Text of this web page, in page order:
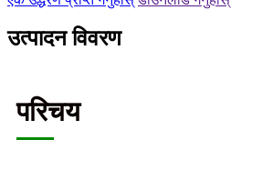
उत्पादन विवरण
परिचय